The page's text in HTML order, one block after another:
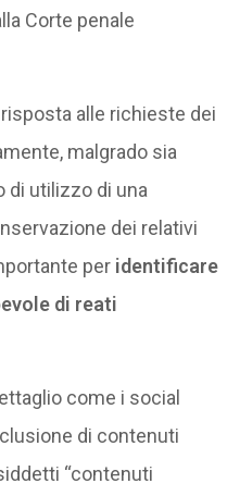
Corte penale
alle richieste dei
malgrado sia
di utilizzo di una
dei relativi
per identificare
di reati
come i social
di contenuti
“contenuti